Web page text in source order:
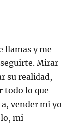
llamas y me
seguirte. Mirar
su realidad,
todo lo que
vender mi yo
mi